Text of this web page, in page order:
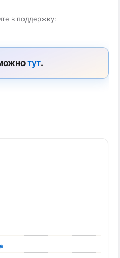
в поддержку:
тут.